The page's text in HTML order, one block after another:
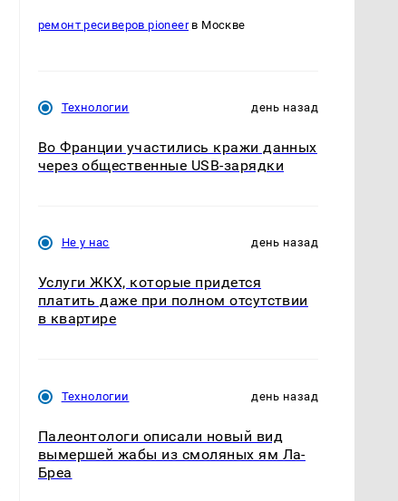
ремонт ресиверов pioneerв Москве
Технологии день назад
Во Франции участились кражи данных
через общественные USB-зарядки
Не у нас день назад
Услуги ЖКХ, которые придется
платить даже при полном отсутствии
в квартире
Технологии день назад
Палеонтологи описали новый вид
вымершей жабы из смоляных ям Ла-
Бреа